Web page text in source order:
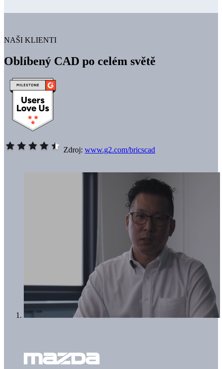
NAŠI KLIENTI
Oblíbený CAD po celém světě
Zdroj:www.g2.com/bricscad